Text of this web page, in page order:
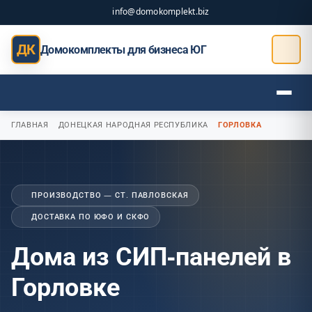
info@domokomplekt.biz
ДК Домокомплекты для бизнеса ЮГ
ГЛАВНАЯ ДОНЕЦКАЯ НАРОДНАЯ РЕСПУБЛИКА ГОРЛОВКА
ПРОИЗВОДСТВО — СТ. ПАВЛОВСКАЯ
ДОСТАВКА ПО ЮФО И СКФО
Дома из СИП-панелей в
Горловке